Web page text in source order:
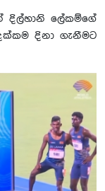
දිල්හානි ලේකම්ගේ
දිනා ගැනීමට